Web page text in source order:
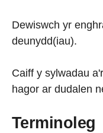
Dewiswch yr
deunydd(iau).
Caiff y sylwadau
hagor ar dudalen
Terminoleg